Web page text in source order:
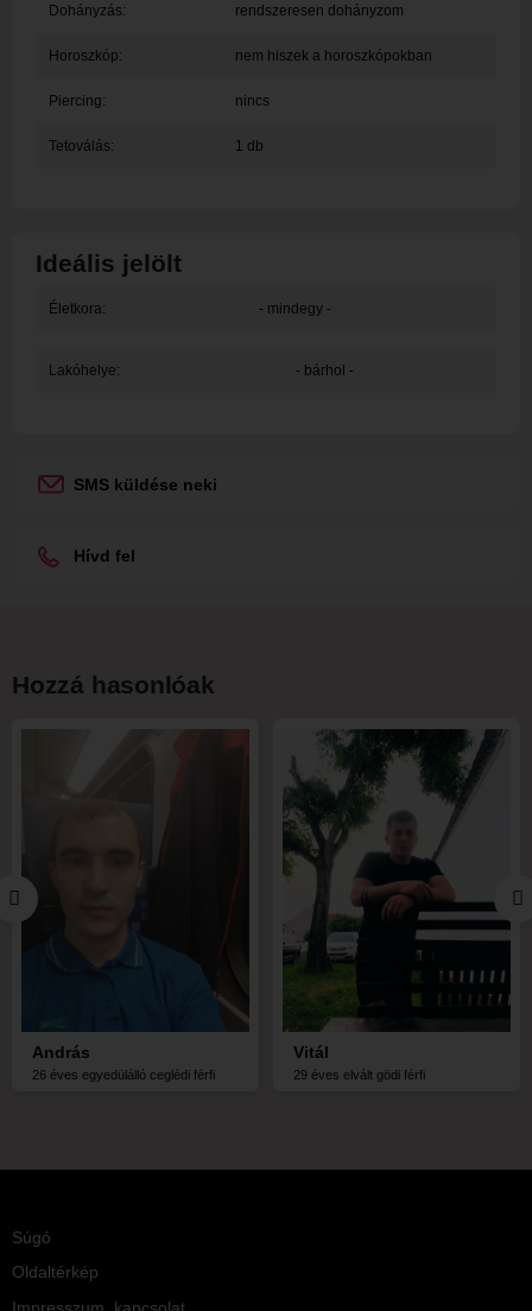
Dohányzás: rendszeresen dohányzom
Horoszkóp: nem hiszek a horoszkópokban
Piercing: nincs
Tetoválás: 1 db
Ideális jelölt
Életkora: - mindegy -
Lakóhelye: - bárhol -
SMS küldése neki
Hívd fel
Hozzá hasonlóak
András
26 éves egyedülálló ceglédi férfi
Vitál
29 éves elvált gödi férfi
Súgó
Oldaltérkép